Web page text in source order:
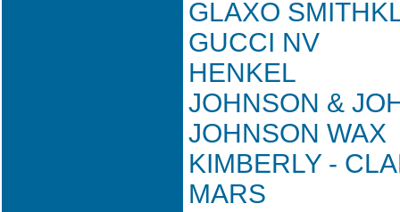
GLAXO
GUCCI NV
HENKEL
JOHNSON &
JOHNSON WAX
KIMBERLY -
MARS